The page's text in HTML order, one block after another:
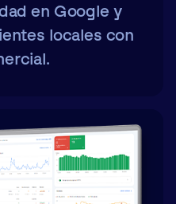
en Google y
locales con